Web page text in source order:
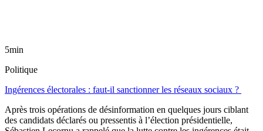
5min
Politique
Ingérences électorales : faut-il sanctionner les réseaux sociaux ?
Après trois opérations de désinformation en quelques jours ciblant
des candidats déclarés ou pressentis à l’élection présidentielle,